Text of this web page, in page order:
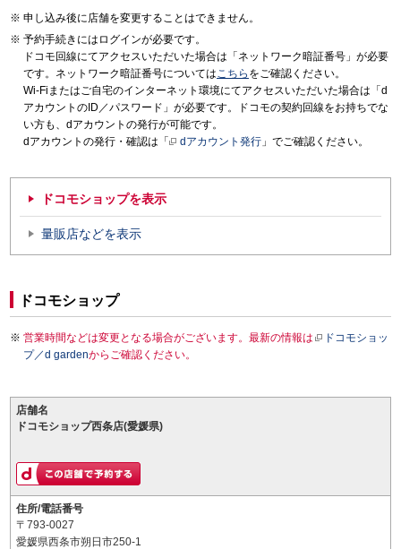
申し込み後に店舗を変更することはできません。
予約手続きにはログインが必要です。
ドコモ回線にてアクセスいただいた場合は「ネットワーク暗証番号」が必要
です。ネットワーク暗証番号についてはこちら をご確認ください。
Wi-Fiまたはご自宅のインターネット環境にてアクセスいただいた場合は「d
アカウントのID／パスワード」が必要です。ドコモの契約回線をお持ちでな
い方も、dアカウントの発行が可能です。
dアカウントの発行・確認は「
dアカウント発行 」でご確認ください。
ドコモショップを表示
量販店などを表示
ドコモショップ
営業時間などは変更となる場合がございます。最新の情報は
ドコモショッ
プ／d gardenからご確認ください。
店舗名
ドコモショップ西条店(愛媛県)
住所/電話番号
〒793-0027
愛媛県西条市朔日市250-1